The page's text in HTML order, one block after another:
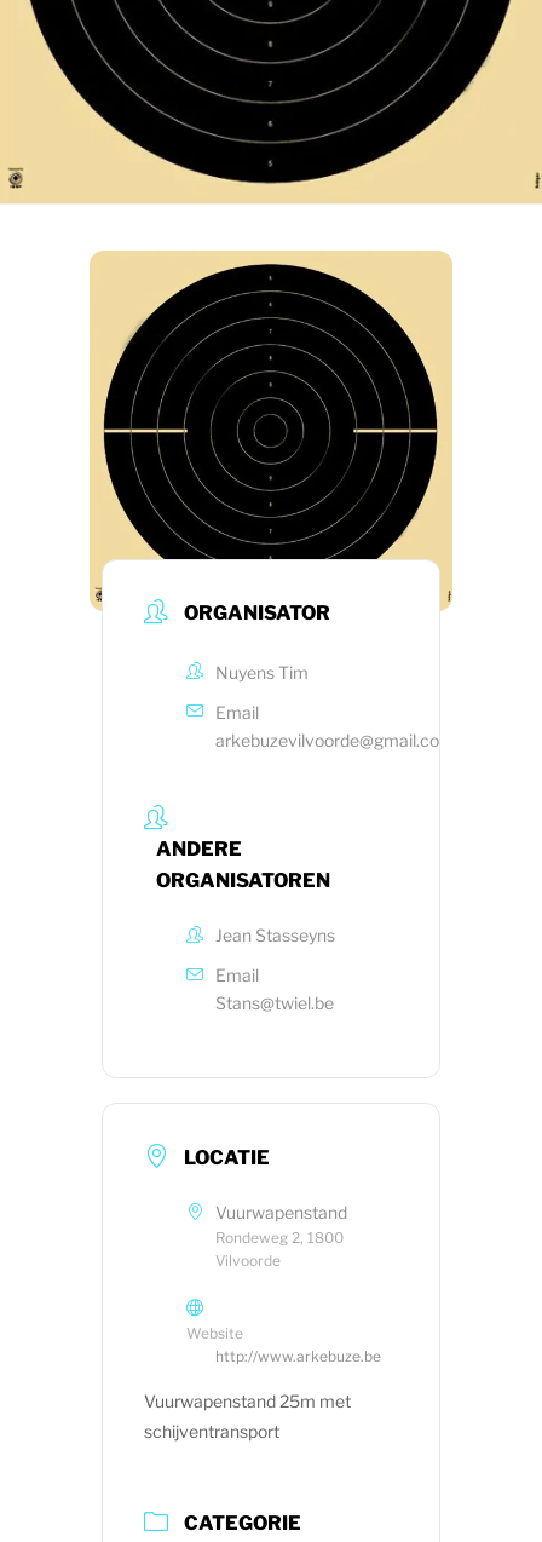
ORGANISATOR
Nuyens Tim
Email
arkebuzevilvoorde@gmail.com
ANDERE
ORGANISATOREN
Jean Stasseyns
Email
Stans@twiel.be
LOCATIE
Vuurwapenstand
Rondeweg 2, 1800
Vilvoorde
Website
http://www.arkebuze.be
Vuurwapenstand 25m met
schijventransport
CATEGORIE